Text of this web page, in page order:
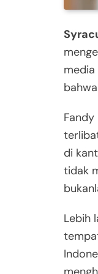
media
di
tidak
Lebih